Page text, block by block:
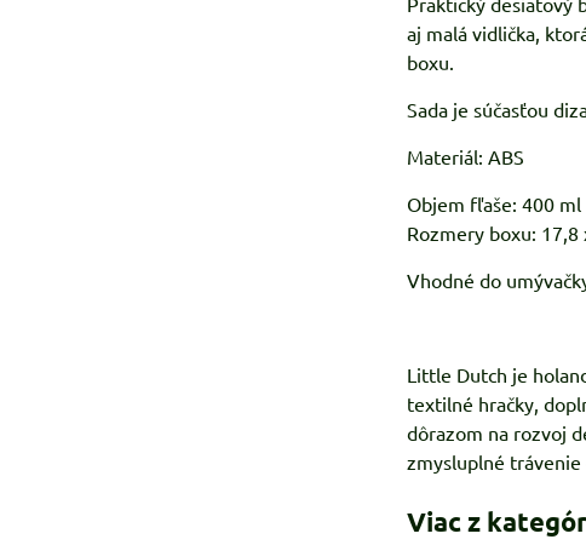
aj malá vidlička,
boxu.
Sada je súčasťou
Materiál: ABS
Objem fľaše: 400 ml
Rozmery boxu: 17,8
Vhodné do
Little Dutch je
textilné hračky,
dôrazom na rozvoj
zmysluplné trávenie
Viac z